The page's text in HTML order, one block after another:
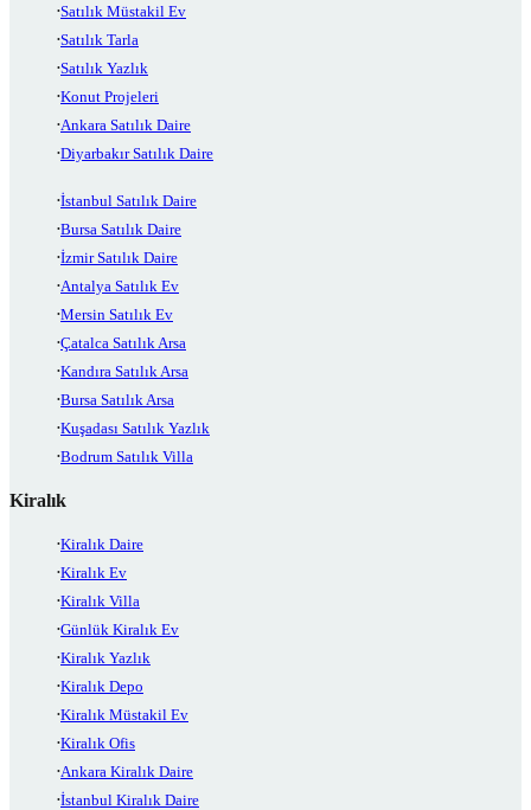
Satılık Müstakil Ev
Satılık Tarla
Satılık Yazlık
Konut Projeleri
Ankara Satılık Daire
Diyarbakır Satılık Daire
İstanbul Satılık Daire
Bursa Satılık Daire
İzmir Satılık Daire
Antalya Satılık Ev
Mersin Satılık Ev
Çatalca Satılık Arsa
Kandıra Satılık Arsa
Bursa Satılık Arsa
Kuşadası Satılık Yazlık
Bodrum Satılık Villa
Kiralık
Kiralık Daire
Kiralık Ev
Kiralık Villa
Günlük Kiralık Ev
Kiralık Yazlık
Kiralık Depo
Kiralık Müstakil Ev
Kiralık Ofis
Ankara Kiralık Daire
İstanbul Kiralık Daire